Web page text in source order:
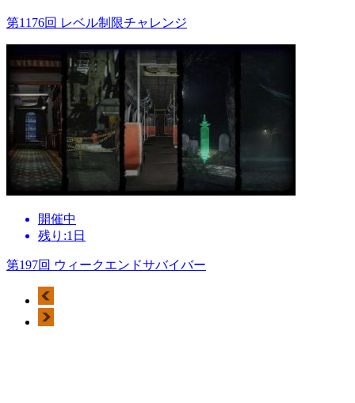
第1176回 レベル制限チャレンジ
開催中
残り:1日
第197回 ウィークエンドサバイバー